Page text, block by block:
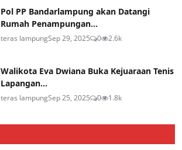
Pol PP Bandarlampung akan Datangi
Rumah Penampungan...
teras lampungSep 29, 2025 0 2.6k
Walikota Eva Dwiana Buka Kejuaraan Tenis
Lapangan...
teras lampungSep 25, 2025 0 1.8k